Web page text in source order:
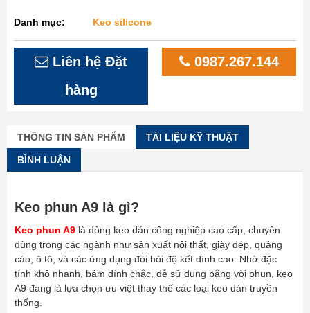
Danh mục: Keo silicone
Liên hệ Đặt
hàng
0987.267.144
THÔNG TIN SẢN PHẨM TÀI LIỆU KỸ THUẬT
BÌNH LUẬN
Keo phun A9 là gì?
Keo phun A9 là dòng keo dán công nghiệp cao cấp, chuyên
dùng trong các ngành như sản xuất nội thất, giày dép, quảng
cáo, ô tô, và các ứng dụng đòi hỏi độ kết dính cao. Nhờ đặc
tính khô nhanh, bám dính chắc, dễ sử dụng bằng vòi phun, keo
A9 đang là lựa chọn ưu việt thay thế các loại keo dán truyền
thống.